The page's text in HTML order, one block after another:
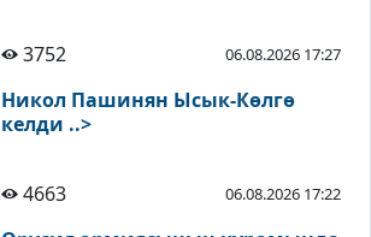
3752 06.08.2026 17:27
Никол Пашинян Ысык-Көлгө
келди ..>
4663 06.08.2026 17:22